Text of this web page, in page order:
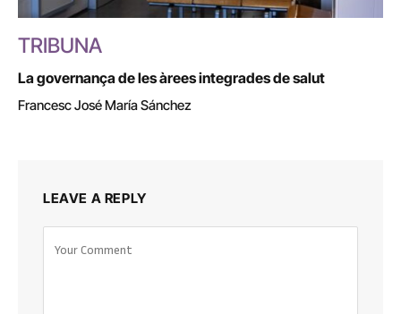
TRIBUNA
La governança de les àrees integrades de salut
Francesc José María Sánchez
LEAVE A REPLY